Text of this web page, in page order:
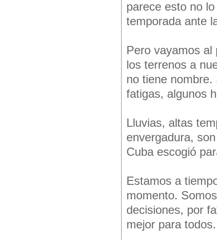
parece esto no
temporada ante
Pero vayamos
los terrenos a
no tiene
fatigas, algunos
Lluvias, altas
envergadura,
Cuba escogió
Estamos a
momento.
decisiones, por
mejor para todos.